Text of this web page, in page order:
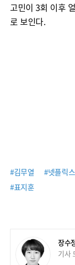
고민이 3회 이후
로 보인다.
#김무열 #넷플릭스
#표지훈
장수
기사